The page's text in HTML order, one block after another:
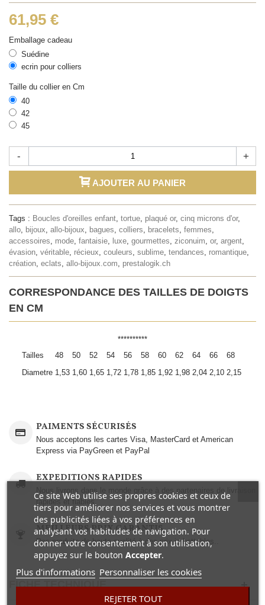
61,95 €
Emballage cadeau
Suédine
ecrin pour colliers
Taille du collier en Cm
40
42
45
- +
AJOUTER AU PANIER
Tags : Boucles d'oreilles enfant, tortue, plaqué or, cinq microns d'or,
allo, bijoux, allo-bijoux, bagues, colliers, bracelets, femmes,
accessoires, mode, fantaisie, luxe, gourmettes, ziconuim, or, argent,
évasion, véritable, récieux, couleurs, sublime, tendances, romantique,
création, eclats, allo-bijoux.com, prestalogik.ch
CORRESPONDANCE DES TAILLES DE DOIGTS
EN CM
**********
Tailles
48 50 52 54 56 58 60 62 64 66
68
Diametre 1,53 1,60 1,65 1,72 1,78 1,85 1,92 1,98 2,04 2,10 2,15
PAIMENTS SÉCURISÉS
Nous acceptons les cartes Visa, MasterCard et American
Express via PayGreen et PayPal
EXPEDITIONS RAPIDES
Nous livrons dans le monde grâce à des partenaires de livraison
rapides et fiables.
MEILLEURS PRIX GARANTIS
Des produits de haute qualité à des prix imbattables..
FICHE TECHNIQUE
Ce site Web utilise ses propres cookies et ceux de
tiers pour améliorer nos services et vous montrer
des publicités liées à vos préférences en
analysant vos habitudes de navigation. Pour
donner votre consentement à son utilisation,
appuyez sur le bouton Accepter.
Plus d'informations Personnaliser les cookies
REJETER TOUT